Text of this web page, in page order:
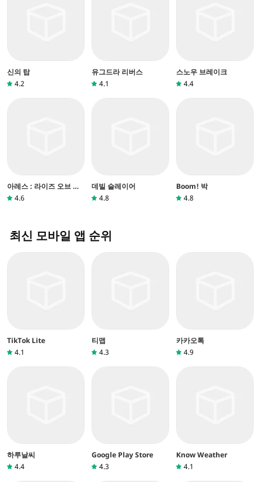
신의 탑
4.2
유그드라 리버스
4.1
스노우 브레이크
4.4
아레스 : 라이즈 오브 가
디언즈
4.6
데빌 슬레이어
4.8
Boom! 박
4.8
최신 모바일 앱 순위
TikTok Lite
4.1
티맵
4.3
카카오톡
4.9
하루날씨
4.4
Google Play Store
4.3
Know Weather
4.1